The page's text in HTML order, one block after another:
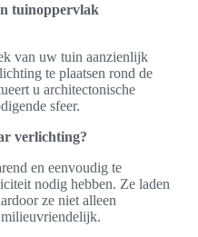
tuinoppervlak
van uw tuin aanzienlijk
te plaatsen rond de
u architectonische
sfeer.
verlichting?
en eenvoudig te
nodig hebben. Ze laden
ze niet alleen